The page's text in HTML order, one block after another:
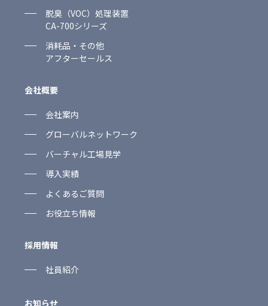
脱臭（VOC）処理装置
CA-700シリーズ
消耗品・その他
アフターセールス
会社概要
会社案内
グローバルネットワーク
バーチャル工場見学
導入実績
よくあるご質問
お役立ち情報
採用情報
社員紹介
お知らせ